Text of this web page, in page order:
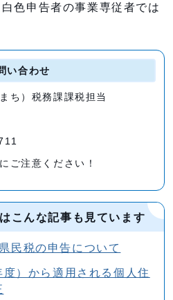
色申告者の事業専従者では
い合わせ
ち）税務課課税担当
ご注意ください！
こんな記事も見ています
民税の申告について
）から適用される個人住